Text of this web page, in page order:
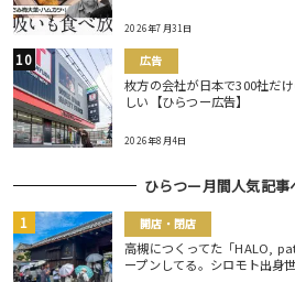
2026年7月31日
広告
枚方の会社が日本で300社だ
しい【ひらつー広告】
2026年8月4日
ひらつー月間人気記事
開店・閉店
高槻につくってた「HALO,
ープンしてる。シロモト出身